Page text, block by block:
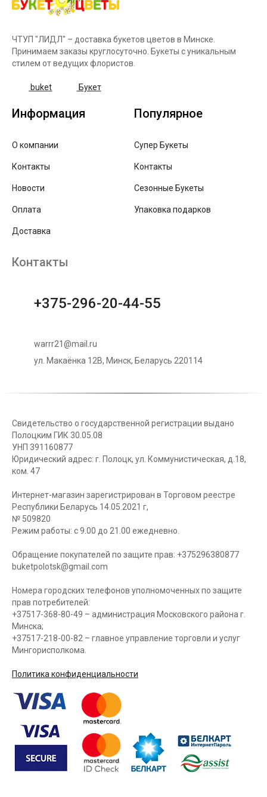
ЧТУП "ЛИДЛ" – доставка букетов цветов в Минске.
Принимаем заказы круглосуточно. Букеты с уникальным
стилем от ведущих флористов.
buket Букет
Информация
О компании
Контакты
Новости
Оплата
Доставка
Популярное
Супер Букеты
Контакты
Сезонные Букеты
Упаковка подарков
Контакты
+375-296-20-44-55
warrr21@mail.ru
ул. Макаёнка 12В, Минск, Беларусь 220114
Свидетельство о государственной регистрации выдано
Полоцким ГИК 30.05.08
УНП 391160877
Юридический адрес: г. Полоцк, ул. Коммунистическая, д.18,
ком. 47
Интернет-магазин зарегистрирован в Торговом реестре
Республики Беларусь 14.05.2021 г,
№ 509820
Режим работы: с 9.00 до 21.00 ежедневно.
Обращение покупателей по защите прав: +375296380877
buketpolotsk@gmail.com
Номера городских телефонов уполномоченных по защите
прав потребителей:
+37517-368-80-49 – администрация Московского района г.
Минска;
+37517-218-00-82 – главное управление торговли и услуг
Мингорисполкома.
Политика конфиденциальности